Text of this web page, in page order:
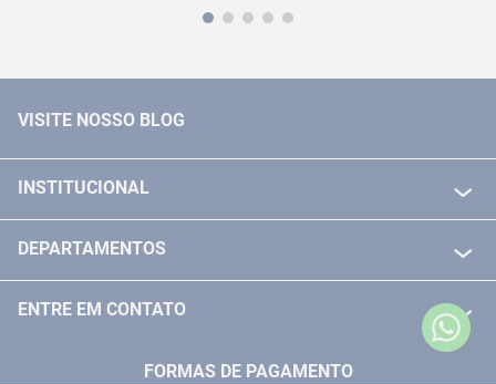
VISITE NOSSO BLOG
INSTITUCIONAL
POLITICA DE TROCA E DEVOLUÇÃO
DEPARTAMENTOS
ENTRE EM CONTATO
FORMAS DE PAGAMENTO